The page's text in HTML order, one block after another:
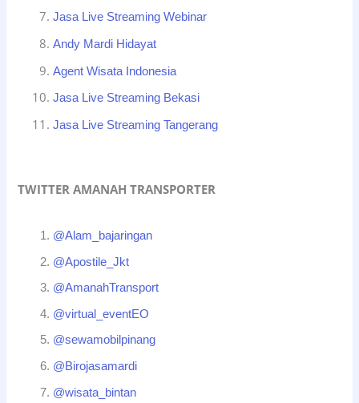
Jasa Live Streaming Webinar
Andy Mardi Hidayat
Agent Wisata Indonesia
Jasa Live Streaming Bekasi
Jasa Live Streaming Tangerang
TWITTER AMANAH TRANSPORTER
@Alam_bajaringan
@Apostile_Jkt
@AmanahTransport
@virtual_eventEO
@sewamobilpinang
@Birojasamardi
@wisata_bintan